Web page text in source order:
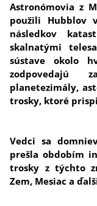
Astronómovia z
použili Hubblov
následkov
skalnatými
sústave okolo
zodpovedajú
planetezimály,
trosky, ktoré
Vedci sa
prešla obdobím
trosky z týchto
Zem, Mesiac a